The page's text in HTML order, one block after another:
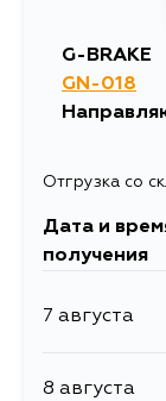
G-BRAKE
GN-018
Отгрузка со
Дата и
получения
7 августа
8 августа